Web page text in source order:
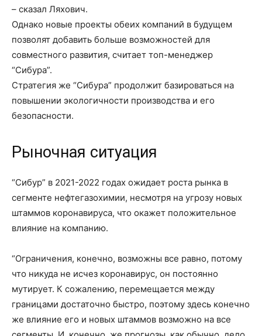
– сказал Ляхович.
Однако новые проекты обеих компаний в будущем
позволят добавить больше возможностей для
совместного развития, считает топ-менеджер
“Сибура”.
Стратегия же “Сибура” продолжит базироваться на
повышении экологичности производства и его
безопасности.
Рыночная ситуация
“Сибур” в 2021-2022 годах ожидает роста рынка в
сегменте нефтегазохимии, несмотря на угрозу новых
штаммов коронавируса, что окажет положительное
влияние на компанию.
“Ограничения, конечно, возможны все равно, потому
что никуда не исчез коронавирус, он постоянно
мутирует. К сожалению, перемещается между
границами достаточно быстро, поэтому здесь конечно
же влияние его и новых штаммов возможно на все